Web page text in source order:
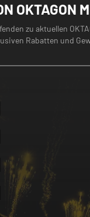
OKTAGON
zu aktuellen
Rabatten und